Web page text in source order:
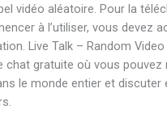
vidéo aléatoire. Pour la
à l’utiliser, vous devez
Live Talk – Random
chat gratuite où vous pouvez
le monde entier et discuter